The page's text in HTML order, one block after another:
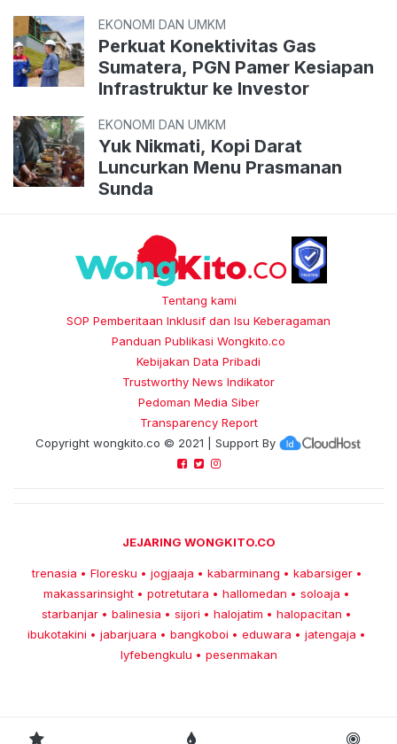
EKONOMI DAN UMKM
Perkuat Konektivitas Gas
Sumatera, PGN Pamer Kesiapan
Infrastruktur ke Investor
EKONOMI DAN UMKM
Yuk Nikmati, Kopi Darat
Luncurkan Menu Prasmanan
Sunda
Tentang kami
SOP Pemberitaan Inklusif dan Isu Keberagaman
Panduan Publikasi Wongkito.co
Kebijakan Data Pribadi
Trustworthy News Indikator
Pedoman Media Siber
Transparency Report
Copyright wongkito.co © 2021 | Support By
JEJARING WONGKITO.CO
trenasia • Floresku • jogjaaja • kabarminang • kabarsiger •
makassarinsight • potretutara • hallomedan • soloaja •
starbanjar • balinesia • sijori • halojatim • halopacitan •
ibukotakini • jabarjuara • bangkoboi • eduwara • jatengaja •
lyfebengkulu • pesenmakan